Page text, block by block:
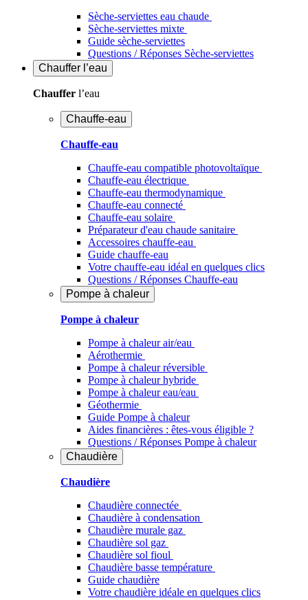
Sèche-serviettes eau chaude
Sèche-serviettes mixte
Guide sèche-serviettes
Questions / Réponses Sèche-serviettes
Chauffer l’eau
Chauffer l’eau
Chauffe-eau
Chauffe-eau
Chauffe-eau compatible photovoltaïque
Chauffe-eau électrique
Chauffe-eau thermodynamique
Chauffe-eau connecté
Chauffe-eau solaire
Préparateur d'eau chaude sanitaire
Accessoires chauffe-eau
Guide chauffe-eau
Votre chauffe-eau idéal en quelques clics
Questions / Réponses Chauffe-eau
Pompe à chaleur
Pompe à chaleur
Pompe à chaleur air/eau
Aérothermie
Pompe à chaleur réversible
Pompe à chaleur hybride
Pompe à chaleur​ eau/eau
Géothermie
Guide Pompe à chaleur
Aides financières : êtes-vous éligible ?
Questions / Réponses Pompe à chaleur
Chaudière
Chaudière
Chaudière connectée
Chaudière à condensation
Chaudière murale gaz
Chaudière sol gaz
Chaudière sol fioul
Chaudière basse température
Guide chaudière
Votre chaudière idéale en quelques clics